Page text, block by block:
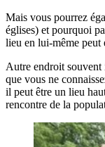
Mais vous pourrez
églises) et pourquoi
lieu en lui-même peut
Autre endroit
que vous ne
il peut être un lieu
rencontre de la